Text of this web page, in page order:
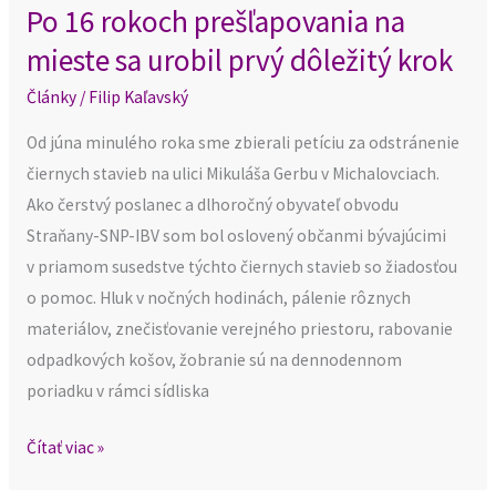
Po 16 rokoch prešľapovania na
mieste sa urobil prvý dôležitý krok
Články/ Filip Kaľavský
Od júna minulého roka sme zbierali petíciu za odstránenie
čiernych stavieb na ulici Mikuláša Gerbu v Michalovciach.
Ako čerstvý poslanec a dlhoročný obyvateľ obvodu
Straňany-SNP-IBV som bol oslovený občanmi bývajúcimi
v priamom susedstve týchto čiernych stavieb so žiadosťou
o pomoc. Hluk v nočných hodinách, pálenie rôznych
materiálov, znečisťovanie verejného priestoru, rabovanie
odpadkových košov, žobranie sú na dennodennom
poriadku v rámci sídliska
prvý
dôležitý
krok
Čítať viac »